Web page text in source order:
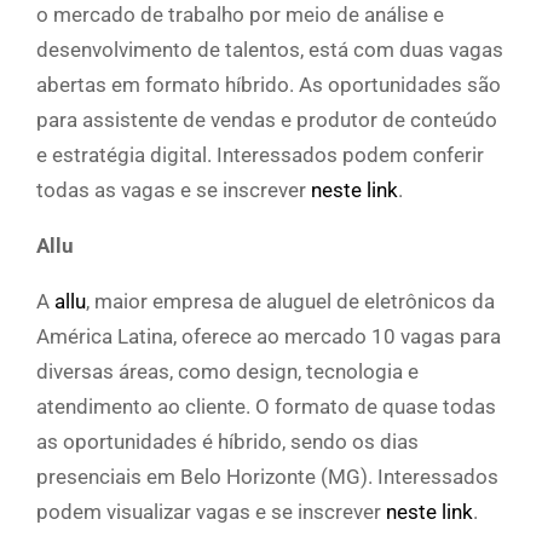
o mercado de trabalho por meio de análise e
desenvolvimento de talentos, está com duas vagas
abertas em formato híbrido. As oportunidades são
para assistente de vendas e produtor de conteúdo
e estratégia digital. Interessados podem conferir
todas as vagas e se inscrever neste link.
Allu
A allu, maior empresa de aluguel de eletrônicos da
América Latina, oferece ao mercado 10 vagas para
diversas áreas, como design, tecnologia e
atendimento ao cliente. O formato de quase todas
as oportunidades é híbrido, sendo os dias
presenciais em Belo Horizonte (MG). Interessados
podem visualizar vagas e se inscrever neste link.